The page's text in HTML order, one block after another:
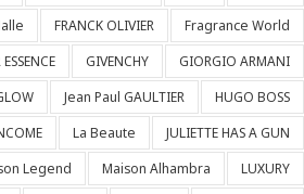
Fragrance World
FRANCK OLIVIER
GIORGIO ARMANI
GIVENCHY
HUGO BOSS
Jean Paul GAULTIER
JULIETTE HAS A GUN
La Beaute
LUXURY
Maison Alhambra
Legend